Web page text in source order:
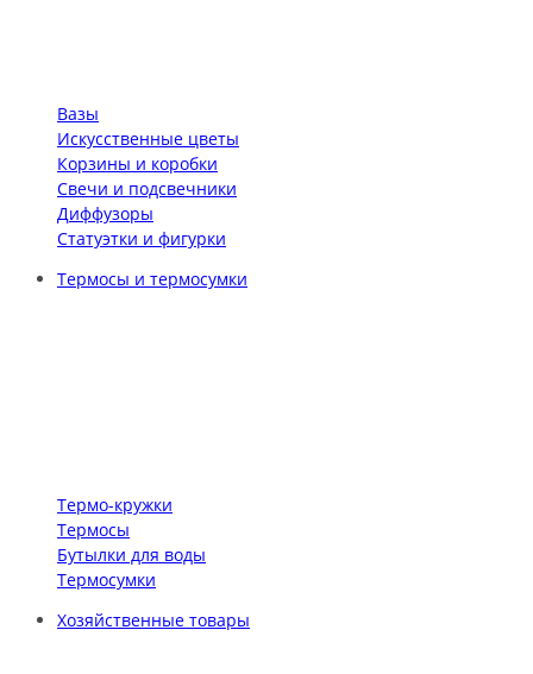
Вазы
Искусственные цветы
Корзины и коробки
Свечи и подсвечники
Диффузоры
Статуэтки и фигурки
Термосы и термосумки
Термо-кружки
Термосы
Бутылки для воды
Термосумки
Хозяйственные товары